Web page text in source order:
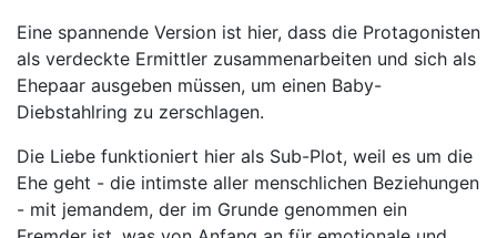
Eine spannende Version ist hier, dass die Protagonisten
als verdeckte Ermittler zusammenarbeiten und sich als
Ehepaar ausgeben müssen, um einen Baby-
Diebstahlring zu zerschlagen.
Die Liebe funktioniert hier als Sub-Plot, weil es um die
Ehe geht - die intimste aller menschlichen Beziehungen
- mit jemandem, der im Grunde genommen ein